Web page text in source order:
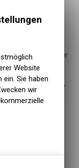
Apple begann vor
komfortables
Das Luftpolster der
Mit ca. 2 Bar rollt
einer Breite von 37
um ähnlich
Website
Sie haben
wir